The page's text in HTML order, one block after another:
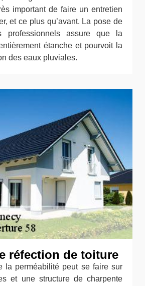
important de faire un entretien
et ce plus qu’avant. La pose de
professionnels assure que la
étanche et pourvoit la
des eaux pluviales.
réfection de toiture
la perméabilité peut se faire sur
et une structure de charpente